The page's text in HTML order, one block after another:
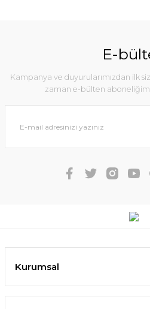
E-
Kampanya ve duyurularımızdan ilk
zaman e-bülten
Kurumsal